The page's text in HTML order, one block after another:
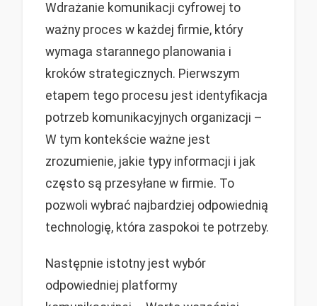
Wdrażanie komunikacji cyfrowej to
ważny proces w każdej firmie, który
wymaga starannego planowania i
kroków strategicznych. Pierwszym
etapem tego procesu jest identyfikacja
potrzeb komunikacyjnych organizacji –
W tym kontekście ważne jest
zrozumienie, jakie typy informacji i jak
często są przesyłane w firmie. To
pozwoli wybrać najbardziej odpowiednią
technologię, która zaspokoi te potrzeby.
Następnie istotny jest wybór
odpowiedniej platformy